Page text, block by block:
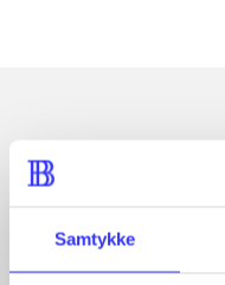
Samtykke
Artikler med